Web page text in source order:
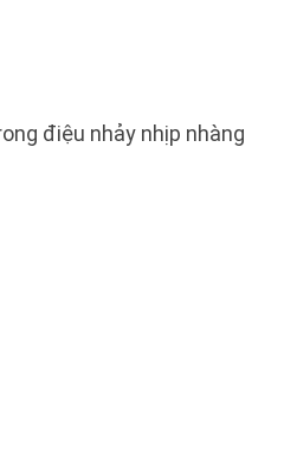
điệu nhảy nhịp nhàng